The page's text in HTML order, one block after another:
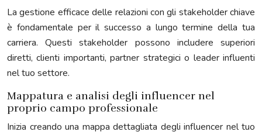
La gestione efficace delle relazioni con gli stakeholder chiave
è fondamentale per il successo a lungo termine della tua
carriera. Questi stakeholder possono includere superiori
diretti, clienti importanti, partner strategici o leader influenti
nel tuo settore.
Mappatura e analisi degli influencer nel
proprio campo professionale
Inizia creando una mappa dettagliata degli influencer nel tuo